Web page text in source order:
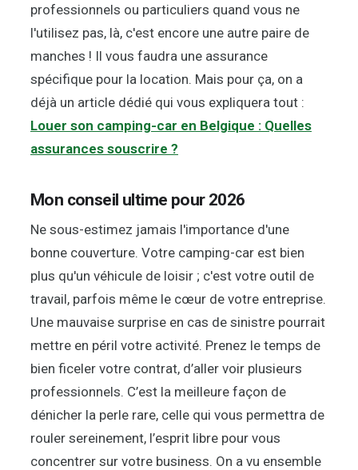
professionnels ou particuliers quand vous ne
l'utilisez pas, là, c'est encore une autre paire de
manches ! Il vous faudra une assurance
spécifique pour la location. Mais pour ça, on a
déjà un article dédié qui vous expliquera tout :
Louer son camping-car en Belgique : Quelles
assurances souscrire ?
Mon conseil ultime pour 2026
Ne sous-estimez jamais l'importance d'une
bonne couverture. Votre camping-car est bien
plus qu'un véhicule de loisir ; c'est votre outil de
travail, parfois même le cœur de votre entreprise.
Une mauvaise surprise en cas de sinistre pourrait
mettre en péril votre activité. Prenez le temps de
bien ficeler votre contrat, d’aller voir plusieurs
professionnels. C’est la meilleure façon de
dénicher la perle rare, celle qui vous permettra de
rouler sereinement, l’esprit libre pour vous
concentrer sur votre business. On a vu ensemble